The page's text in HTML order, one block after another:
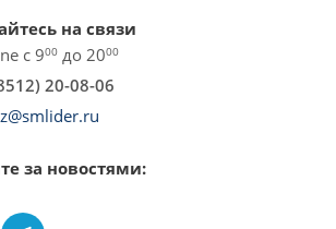
на связи
c 900 до 2000
20-08-06
за новостями: